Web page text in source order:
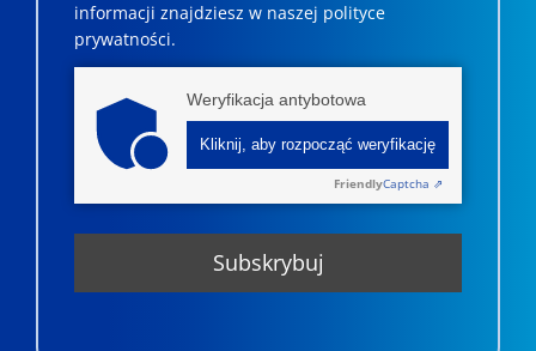
informacji znajdziesz w naszej polityce
prywatności.
Weryfikacja antybotowa
Kliknij, aby rozpocząć weryfikację
FriendlyCaptcha ⇗